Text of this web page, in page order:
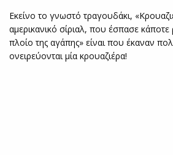
Εκείνο το γνωστό τραγουδάκι,
αμερικανικό σίριαλ, που έσπασε
πλοίο της αγάπης» είναι που έκαναν
ονειρεύονται μία κρουαζιέρα!